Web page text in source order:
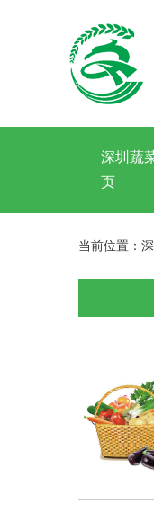
深圳蔬
页
当前位置：